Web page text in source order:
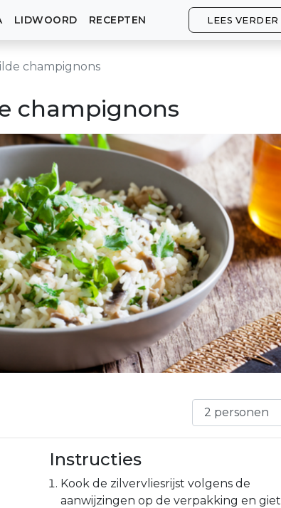
LIDWOORD RECEPTEN LEES VERDER
champignons
champignons
Instructies
Kook de zilvervliesrijst volgens de
aanwijzingen op de verpakking en giet